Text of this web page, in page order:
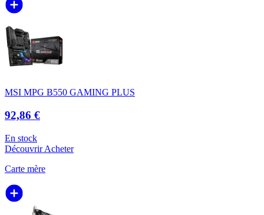
MSI MPG B550 GAMING PLUS
92,86 €
En stock
DécouvrirAcheter
Carte mère